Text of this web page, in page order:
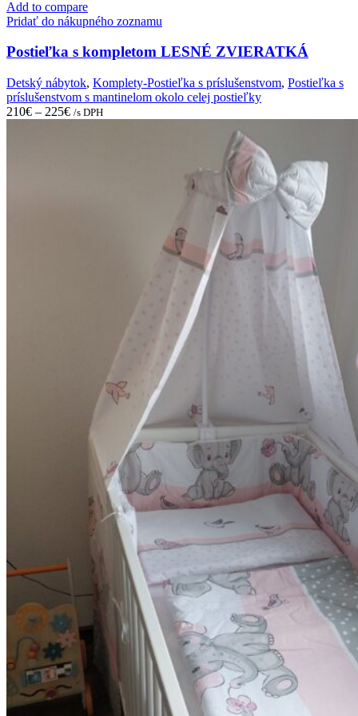
has
multiple
The
options
may
be
chosen
on
Add to compare
Pridať do nákupného zoznamu
Postieľka s kompletom LESNÉ ZVIERATKÁ
Detský nábytok, Komplety-Postieľka s príslušenstvom, Postieľka s
príslušenstvom s mantinelom okolo celej postieľky
210€ – 225€ /s DPH